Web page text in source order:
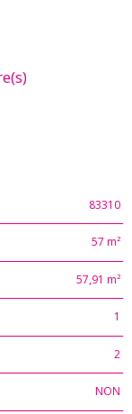
83310
57 m²
57,91 m²
1
2
NON